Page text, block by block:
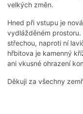
velkých změn.
Hned při vstupu je
vydlážděném prostoru.
střechou, naproti ní
hřbitova je kamenný
ani vkusné ohrazení
Děkuji za všechny